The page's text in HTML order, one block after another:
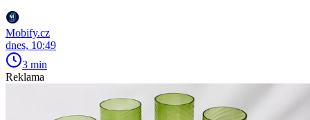
Mobify.cz
dnes, 10:49
3 min
Reklama